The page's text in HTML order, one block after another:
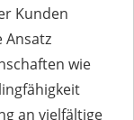
Kunden
Ansatz
wie
an vielfältige